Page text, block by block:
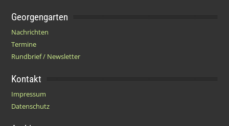
Georgengarten
Nachrichten
Termine
Rundbrief / Newsletter
Kontakt
Impressum
Datenschutz